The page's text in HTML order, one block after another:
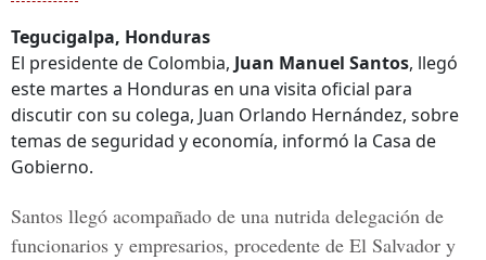
Tegucigalpa, Honduras
El presidente de Colombia, Juan Manuel Santos, llegó
este martes a Honduras en una visita oficial para
discutir con su colega, Juan Orlando Hernández, sobre
temas de seguridad y economía, informó la Casa de
Gobierno.
Santos llegó acompañado de una nutrida delegación de
funcionarios y empresarios, procedente de El Salvador y